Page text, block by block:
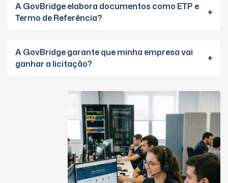
A GovBridge elabora documentos como ETP e
Termo de Referência?
A GovBridge garante que minha empresa vai
ganhar a licitação?